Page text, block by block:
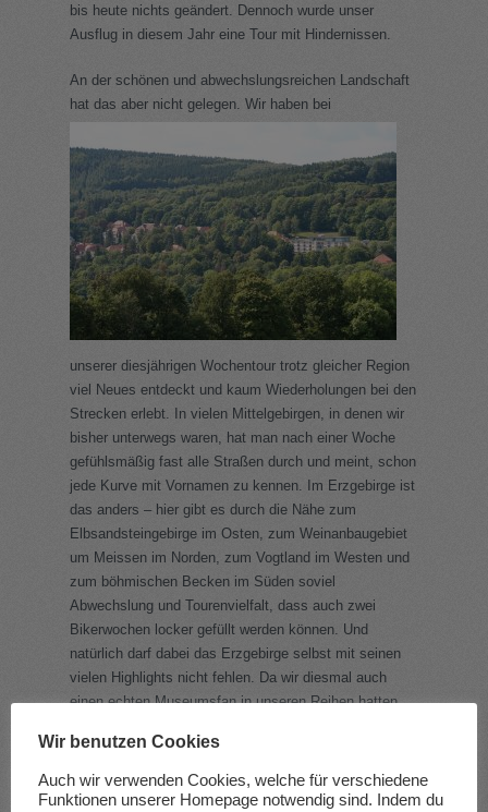
bis heute nichts geändert. Dennoch wurde unser
Ausflug in diesem Jahr eine Tour mit Hindernissen.
An der schönen und abwechslungsreichen Landschaft
hat das aber nicht gelegen. Wir haben bei
unserer diesjährigen Wochentour trotz gleicher Region
viel Neues entdeckt und kaum Wiederholungen bei den
Strecken erlebt. In vielen Mittelgebirgen, in denen wir
bisher unterwegs waren, hat man nach einer Woche
gefühlsmäßig fast alle Straßen durch und meint, schon
jede Kurve mit Vornamen zu kennen. Im Erzgebirge ist
das anders – hier gibt es durch die Nähe zum
Elbsandsteingebirge im Osten, zum Weinanbaugebiet
um Meissen im Norden, zum Vogtland im Westen und
zum böhmischen Becken im Süden soviel
Abwechslung und Tourenvielfalt, dass auch zwei
Bikerwochen locker gefüllt werden können. Und
natürlich darf dabei das Erzgebirge selbst mit seinen
vielen Highlights nicht fehlen. Da wir diesmal auch
einen echten Museumsfan in unseren Reihen hatten,
Programm.
Wir benutzen Cookies
Auch wir verwenden Cookies, welche für verschiedene
Funktionen unserer Homepage notwendig sind. Indem du